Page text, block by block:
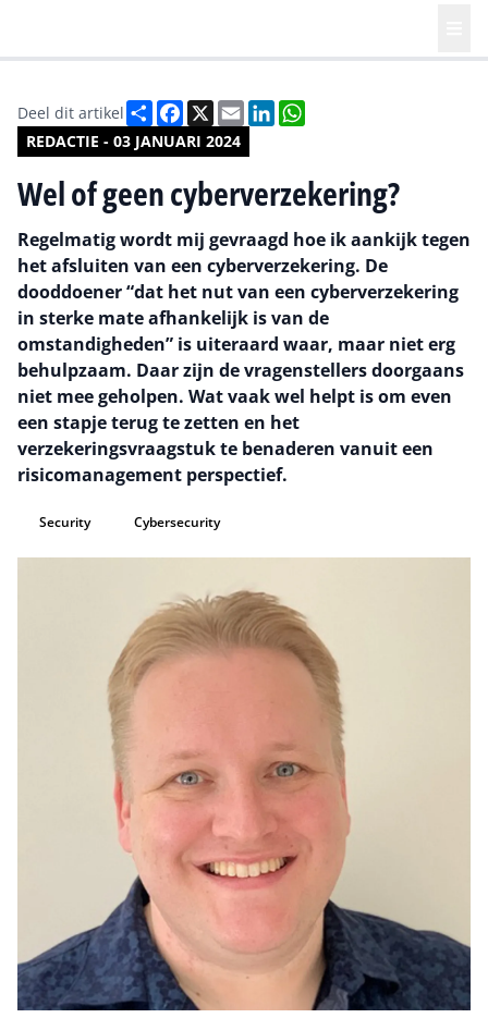
REDACTIE - 03 JANUARI 2024
Deel dit artikel DeelFacebook
X EmailLinkedIn
Wel of geen cyberverzekering?
Regelmatig wordt mij gevraagd hoe ik aankijk tegen
het afsluiten van een cyberverzekering. De
dooddoener “dat het nut van een cyberverzekering
in sterke mate afhankelijk is van de
omstandigheden” is uiteraard waar, maar niet erg
behulpzaam. Daar zijn de vragenstellers doorgaans
niet mee geholpen. Wat vaak wel helpt is om even
een stapje terug te zetten en het
verzekeringsvraagstuk te benaderen vanuit een
risicomanagement perspectief.
Security Cybersecurity